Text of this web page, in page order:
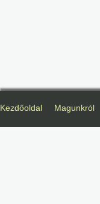
Kezdőoldal Magunkról